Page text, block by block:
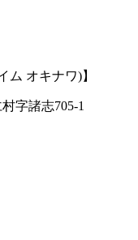
ム オキナワ)】
字諸志705-1